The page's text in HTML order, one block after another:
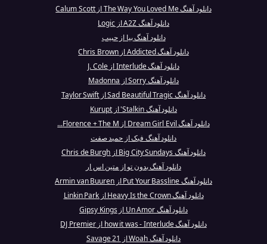
دانلود آهنگ The Way You Loved Me از Calum Scott
دانلود آهنگ A2Z از Logic
دانلود آهنگ بیا از حبیب
دانلود آهنگ Addicted از Chris Brown
دانلود آهنگ Interlude از J. Cole
دانلود آهنگ Sorry از Madonna
دانلود آهنگ Sad Beautiful Tragic از Taylor Swift
دانلود آهنگ Stalkin' از Kurupt
دانلود آهنگ Dream Girl Evil از Florence + The M...
دانلود آهنگ فیک از حمید صفت
دانلود آهنگ Big City Sundays از Chris de Burgh
دانلود آهنگ بدون تو از متین اس ار
دانلود آهنگ Put Your Bassline از Armin van Buuren
دانلود آهنگ Heavy Is the Crown از Linkin Park
دانلود آهنگ Un Amor از Gipsy Kings
دانلود آهنگ how it was - Interlude از DJ Premier
دانلود آهنگ Woah از 21 Savage